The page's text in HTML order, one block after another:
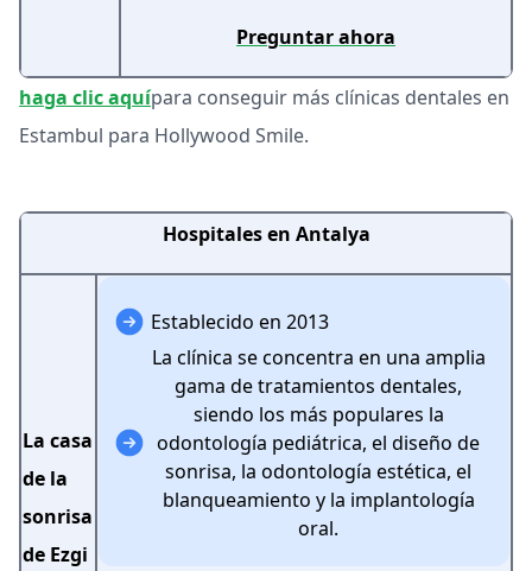
Preguntar ahora
haga clic aquípara conseguir más clínicas dentales en
Estambul para Hollywood Smile.
Hospitales en Antalya
La casa
de la
sonrisa
de Ezgi
Establecido en 2013
La clínica se concentra en una amplia
gama de tratamientos dentales,
siendo los más populares la
odontología pediátrica, el diseño de
sonrisa, la odontología estética, el
blanqueamiento y la implantología
oral.